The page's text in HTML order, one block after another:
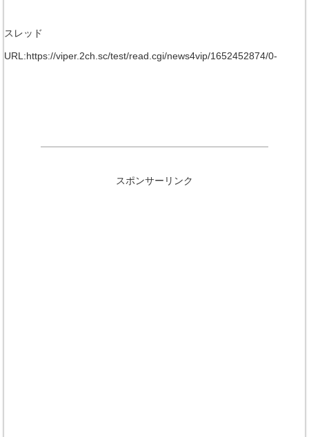
スレッド
URL:https://viper.2ch.sc/test/read.cgi/news4vip/1652452874/0-
スポンサーリンク